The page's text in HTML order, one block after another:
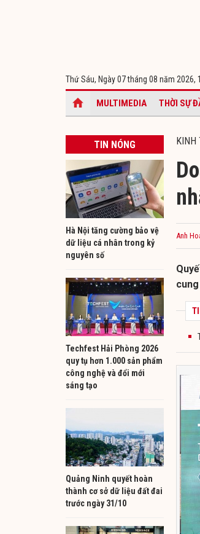
Thứ Sáu, Ngày 07 tháng 08 năm 2026,
MULTIMEDIA THỜI SỰ
TIN NÓNG
Hà Nội tăng cường bảo vệ
dữ liệu cá nhân trong kỷ
nguyên số
Techfest Hải Phòng 2026
quy tụ hơn 1.000 sản phẩm
công nghệ và đổi mới
sáng tạo
Quảng Ninh quyết hoàn
thành cơ sở dữ liệu đất đai
trước ngày 31/10
KINH
Anh